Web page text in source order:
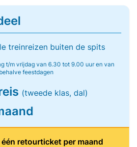
treinreizen buiten de spits
t/m vrijdag van 6.30 tot 9.00 uur en van
feestdagen
(tweede klas, dal)
retourticket per maand